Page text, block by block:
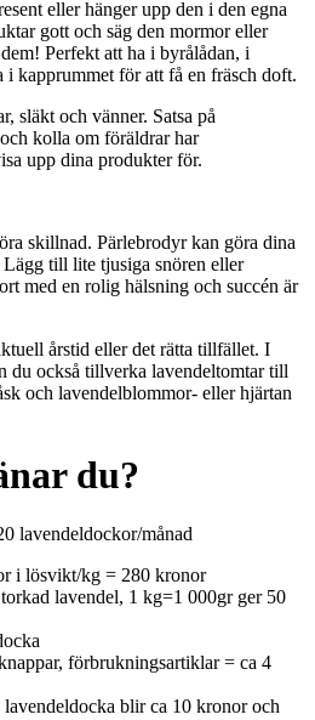
eller hänger upp den i den egna
gott och säg den mormor eller
Perfekt att ha i byrålådan, i
i kapprummet för att få en fräsch doft.
släkt och vänner. Satsa på
kolla om föräldrar har
upp dina produkter för.
skillnad. Pärlebrodyr kan göra dina
till lite tjusiga snören eller
med en rolig hälsning och succén är
årstid eller det rätta tillfället. I
du också tillverka lavendeltomtar till
och lavendelblommor- eller hjärtan
du?
lavendeldockor/månad
i lösvikt/kg = 280 kronor
lavendel, 1 kg=1 000gr ger 50
förbrukningsartiklar = ca 4
blir ca 10 kronor och